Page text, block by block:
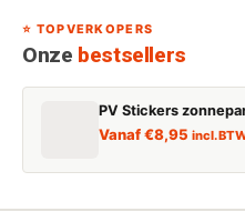
⭐ TOPVERKOPERS
Onze bestsellers
PV Stickers
Vanaf€8,95 incl.